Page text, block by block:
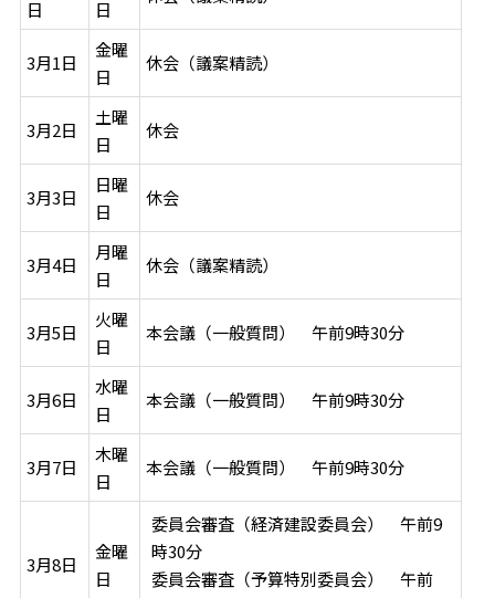
日
日
3月1日
金曜
日
休会（議案精読）
3月2日
土曜
日
休会
3月3日
日曜
日
休会
3月4日
月曜
日
休会（議案精読）
3月5日
火曜
日
本会議（一般質問） 午前9時30分
3月6日
水曜
日
本会議（一般質問） 午前9時30分
3月7日
木曜
日
本会議（一般質問） 午前9時30分
3月8日
金曜
日
委員会審査（経済建設委員会） 午前9
時30分
委員会審査（予算特別委員会） 午前